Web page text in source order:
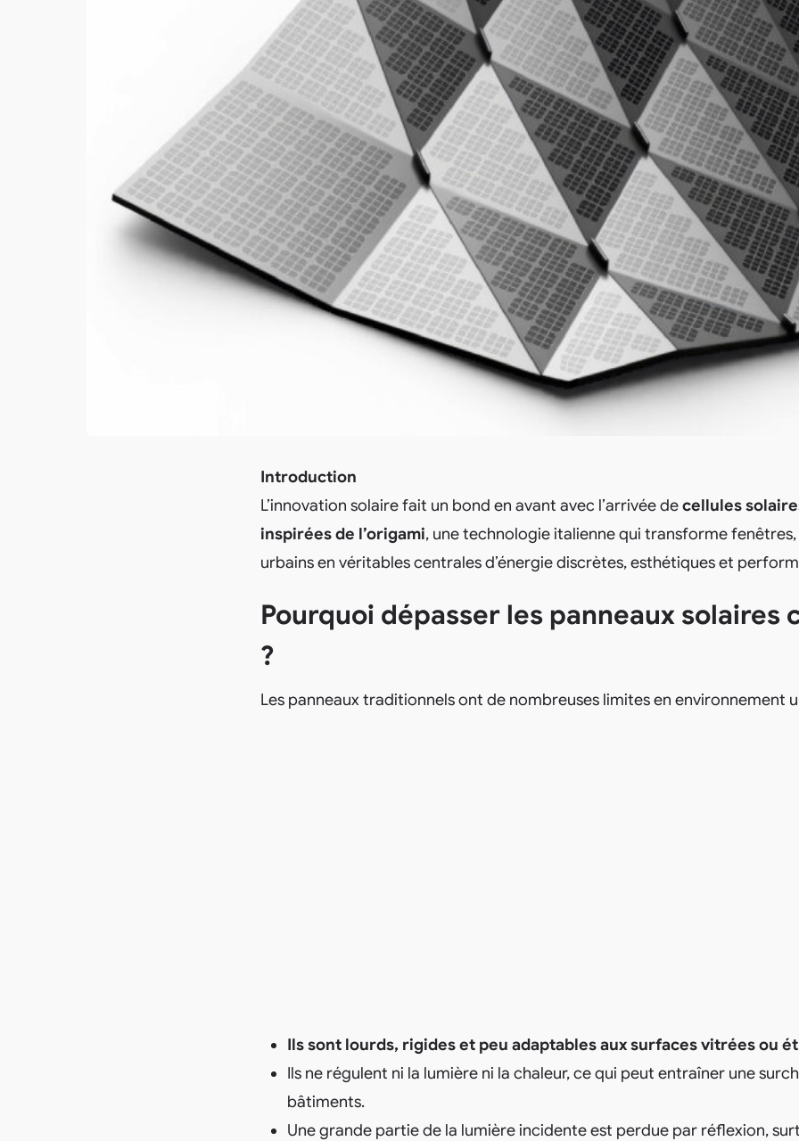
Introduction
L’innovation solaire fait un bond en avant avec l’arrivée decellules
inspirées de l’origami, une technologie italienne qui transforme
urbains en véritables centrales d’énergie discrètes, esthétiques et
Pourquoi dépasser les panneaux solaires
?
Les panneaux traditionnels ont de nombreuses limites en environnement
Ils sont lourds, rigides et peu adaptables aux surfaces vitrées ou
Ils ne régulent ni la lumière ni la chaleur, ce qui peut entraîner une
bâtiments.
Une grande partie de la lumière incidente est perdue par réflexion,